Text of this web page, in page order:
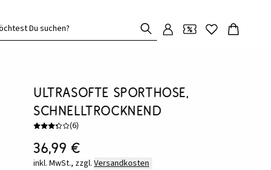
Du suchen?
Ultrasofte Sporthose,
schnelltrocknend
(6)
36,99 €
inkl. MwSt., zzgl. Versandkosten